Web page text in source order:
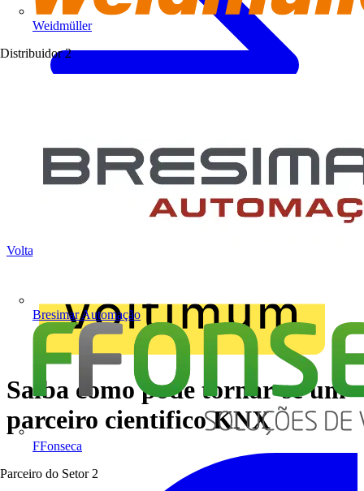
Weidmüller
Distribuidor 2
Bresimar Automação
FFonseca
Parceiro do Setor 2
Voltar para Notícias
Saiba como pode tornar-se um
parceiro cientifico KNX